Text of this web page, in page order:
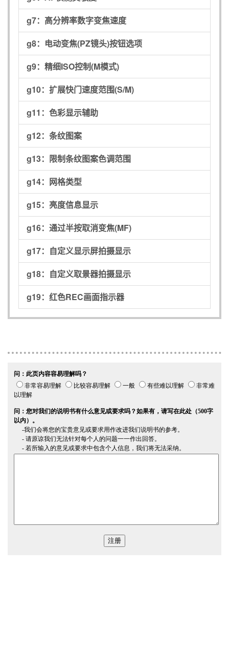
g7： 高分辨率数字变焦速度
g8： 电动变焦(PZ镜头)按钮选项
g9： 精细ISO控制(M模式)
g10： 扩展快门速度范围(S/M)
g11： 色彩显示辅助
g12： 条纹图案
g13： 限制条纹图案色调范围
g14： 网格类型
g15： 亮度信息显示
g16： 通过半按取消变焦(MF)
g17： 自定义显示屏拍摄显示
g18： 自定义取景器拍摄显示
g19： 红色REC画面指示器